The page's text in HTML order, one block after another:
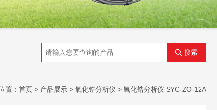
搜索
置： 首页 > 产品展示 > 氧化锆分析仪 > 氧化锆分析仪 SYC-ZO-12A